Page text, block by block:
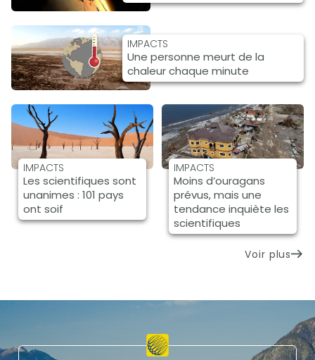
IMPACTS
Une personne meurt de la
chaleur chaque minute
IMPACTS
Les scientifiques sont
unanimes : 101 pays
ont soif
IMPACTS
Moins d’ouragans
prévus, mais une
tendance inquiète les
scientifiques
Voir plus